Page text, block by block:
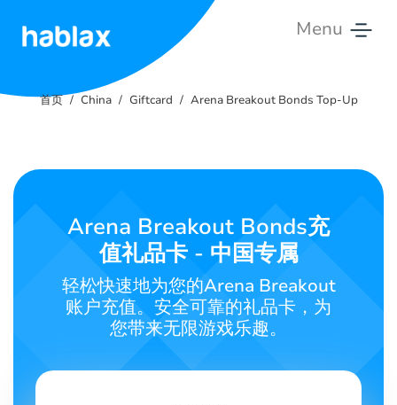
Menu
服
中文
首页 China Giftcard Arena Breakout Bonds Top-Up
Arena Breakout Bonds充
值礼品卡 - 中国专属
轻松快速地为您的Arena Breakout
账户充值。安全可靠的礼品卡，为
您带来无限游戏乐趣。